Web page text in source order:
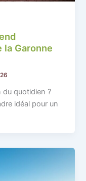
la Garonne
du quotidien ?
idéal pour un